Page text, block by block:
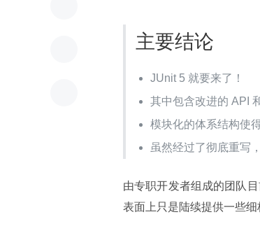
主要结论
JUnit 5 就要来了！
其中包含改进的 API
模块化的体系结构使
虽然经过了彻底重写
由专职开发者组成的团队
表面上只是陆续提供一些